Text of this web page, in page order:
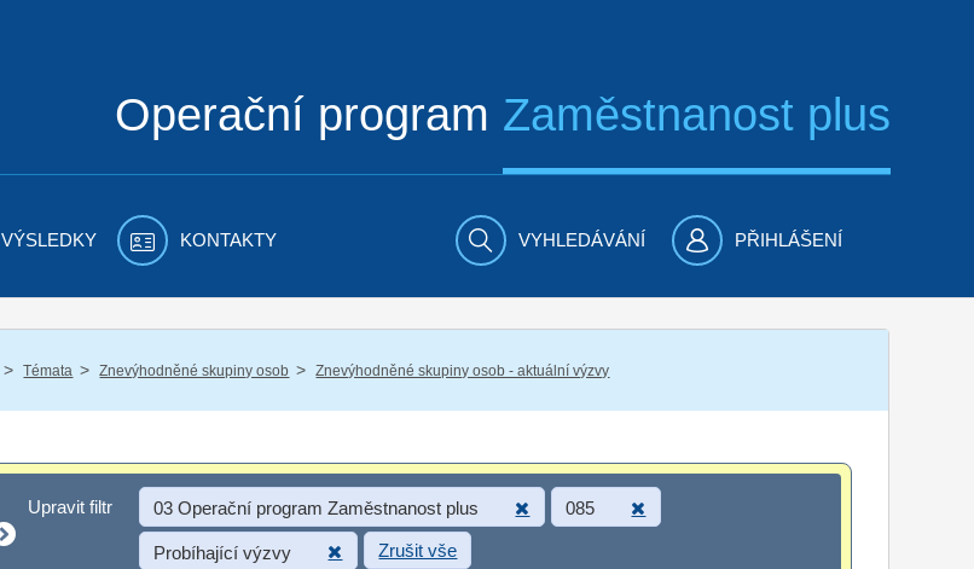
Operační program Zaměstnanost plus
VÝSLEDKY KONTAKTY VYHLEDÁVÁNÍ PŘIHLÁŠENÍ
/ Témata / Znevýhodněné skupiny osob / Znevýhodněné skupiny osob - aktuální výzvy
Upravit filtr
Upravit filtr 03 Operační program Zaměstnanost plus 085
Probíhající výzvy Zrušit vše